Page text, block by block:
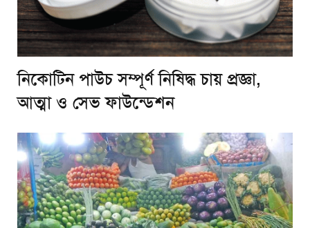
নিকোটিন পাউচ সম্পূর্ণ নিষিদ্ধ চায় প্রজ্ঞা,
আত্মা ও সেভ ফাউন্ডেশন